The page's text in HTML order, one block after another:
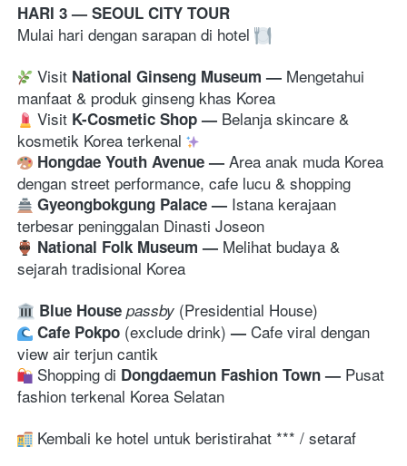
HARI 3 — SEOUL CITY TOUR
Mulai hari dengan sarapan di hotel
Visit National Ginseng Museum — Mengetahui
manfaat & produk ginseng khas Korea
Visit K-Cosmetic Shop — Belanja skincare &
kosmetik Korea terkenal
Hongdae Youth Avenue — Area anak muda Korea
dengan street performance, cafe lucu & shopping
Gyeongbokgung Palace — Istana kerajaan
terbesar peninggalan Dinasti Joseon
National Folk Museum — Melihat budaya &
sejarah tradisional Korea
Blue House passby
Cafe Pokpo (exclude drink) — Cafe viral dengan
view air terjun cantik
Shopping di Dongdaemun Fashion Town — Pusat
fashion terkenal Korea Selatan
Kembali ke hotel untuk beristirahat *** / setaraf